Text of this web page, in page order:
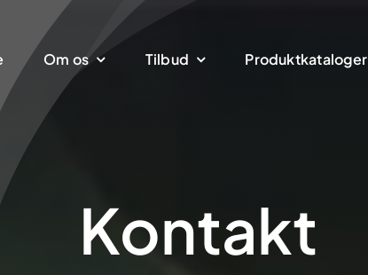
Om os Tilbud Produktkataloger
Kontakt